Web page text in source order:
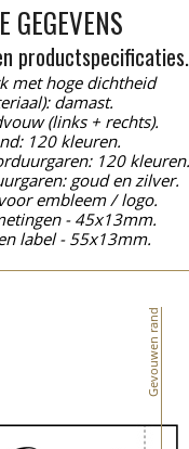
GEGEVENS
productspecificaties.
met hoge dichtheid
damast.
(links + rechts).
120 kleuren.
120 kleuren.
goud en zilver.
embleem / logo.
- 45x13mm.
label - 55x13mm.
Gevouwen rand